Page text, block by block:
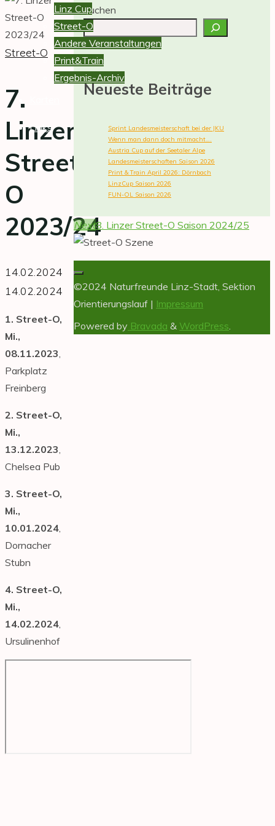
stellt
sich
vor.
Ausschreibungen,
Ergebnisse,
Berichte
und
Fotos
von
Veranstaltungen.
Linz Cup
Street-O
Andere Veranstaltungen
Print&Train
Ergebnis-Archiv
Links
Street-O
7.
Linzer
Street-
O
2023/24
14.02.2024
14.02.2024
1. Street-O,
Mi.,
08.11.2023,
Parkplatz
Freinberg
2. Street-O,
Mi.,
13.12.2023,
Chelsea Pub
3. Street-O,
Mi.,
10.01.2024,
Dornacher
Stubn
4. Street-O,
Mi.,
14.02.2024,
Ursulinenhof
Suchen
Neueste Beiträge
Sprint Landesmeisterschaft bei der JKU
Wenn man dann doch mitmacht….
Austria Cup auf der Seetaler Alpe
Landesmeisterschaften Saison 2026
Print & Train April 2026: Dörnbach
LinzCup Saison 2026
FUN-OL Saison 2026
Next8. Linzer Street-O Saison 2024/25
©2024 Naturfreunde Linz-Stadt, Sektion
Orientierungslauf | Impressum
Powered by Bravada & WordPress